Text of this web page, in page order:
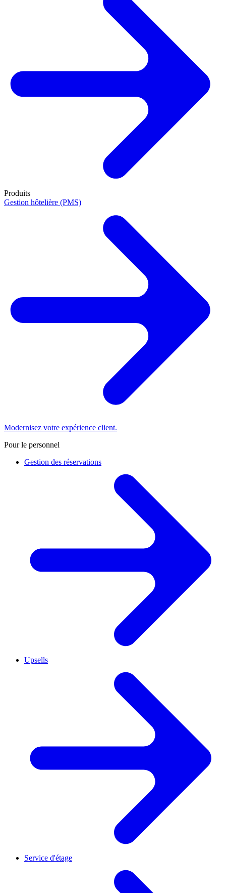
Produits
Gestion hôtelière (PMS)
Modernisez votre expérience client.
Pour le personnel
Gestion des réservations
Upsells
Service d'étage